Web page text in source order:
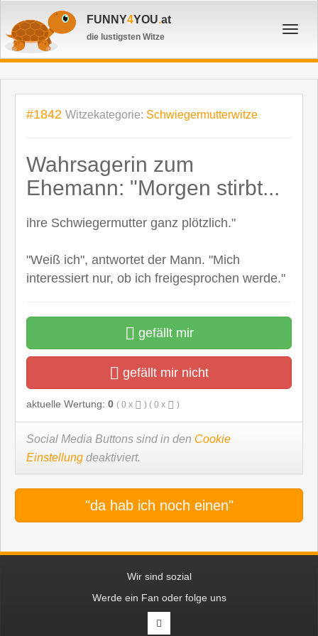
FUNNY4YOU.at
die lustigsten Witze
#1842 Witzekategorie: Schwiegermutterwitze
Wahrsagerin zum
Ehemann: "Morgen stirbt...
ihre Schwiegermutter ganz plötzlich."
"Weiß ich", antwortet der Mann. "Mich
interessiert nur, ob ich freigesprochen werde."
gefällt mir
gefällt mir nicht
aktuelle Wertung: 0 ( 0 x ) ( 0 x )
Social Media Buttons sind in den Cookie
Einstellung deaktiviert.
"da hab ich noch einen"
Wir sind sozial
Werde ein Fan oder folge uns